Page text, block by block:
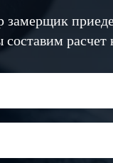
расчет